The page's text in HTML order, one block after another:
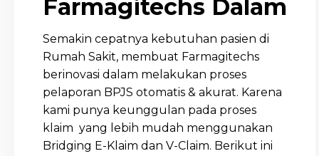
Farmagitechs Dalam
Semakin cepatnya kebutuhan pasien di
Rumah Sakit, membuat Farmagitechs
berinovasi dalam melakukan proses
pelaporan BPJS otomatis & akurat. Karena
kami punya keunggulan pada proses
klaim yang lebih mudah menggunakan
Bridging E-Klaim dan V-Claim. Berikut ini